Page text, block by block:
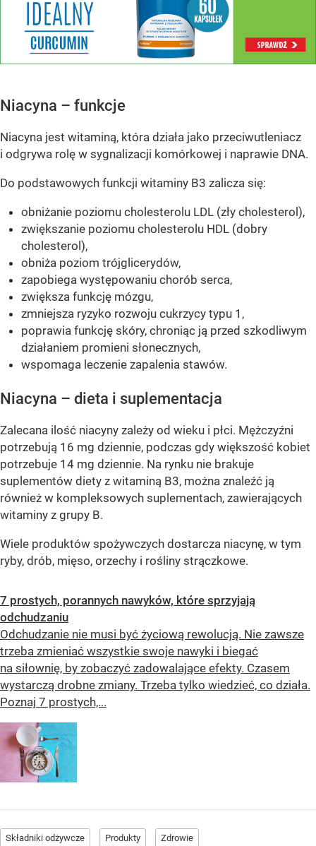
Niacyna – funkcje
Niacyna jest witaminą, która działa jako przeciwutleniacz
i odgrywa rolę w sygnalizacji komórkowej i naprawie DNA.
Do podstawowych funkcji witaminy B3 zalicza się:
obniżanie poziomu cholesterolu LDL (zły cholesterol),
zwiększanie poziomu cholesterolu HDL (dobry
cholesterol),
obniża poziom trójglicerydów,
zapobiega występowaniu chorób serca,
zwiększa funkcję mózgu,
zmniejsza ryzyko rozwoju cukrzycy typu 1,
poprawia funkcję skóry, chroniąc ją przed szkodliwym
działaniem promieni słonecznych,
wspomaga leczenie zapalenia stawów.
Niacyna – dieta i suplementacja
Zalecana ilość niacyny zależy od wieku i płci. Mężczyźni
potrzebują 16 mg dziennie, podczas gdy większość kobiet
potrzebuje 14 mg dziennie. Na rynku nie brakuje
suplementów diety z witaminą B3, można znaleźć ją
również w kompleksowych suplementach, zawierających
witaminy z grupy B.
Wiele produktów spożywczych dostarcza niacynę, w tym
ryby, drób, mięso, orzechy i rośliny strączkowe.
7 prostych, porannych nawyków, które sprzyjają
odchudzaniu
Odchudzanie nie musi być życiową rewolucją. Nie zawsze
trzeba zmieniać wszystkie swoje nawyki i biegać
na siłownię, by zobaczyć zadowalające efekty. Czasem
wystarczą drobne zmiany. Trzeba tylko wiedzieć, co działa.
Poznaj 7 prostych,...
Składniki odżywcze Produkty Zdrowie